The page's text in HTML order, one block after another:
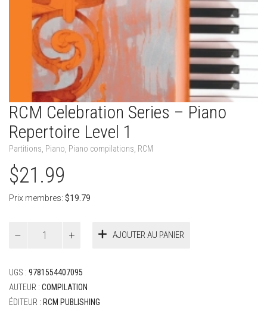
RCM Celebration Series – Piano
Repertoire Level 1
Partitions Piano Piano compilations RCM
$21.99
Prix membres: $19.79
Series
-
Piano
AJOUTER AU PANIER
UGS : 9781554407095
AUTEUR : COMPILATION
ÉDITEUR : RCM PUBLISHING